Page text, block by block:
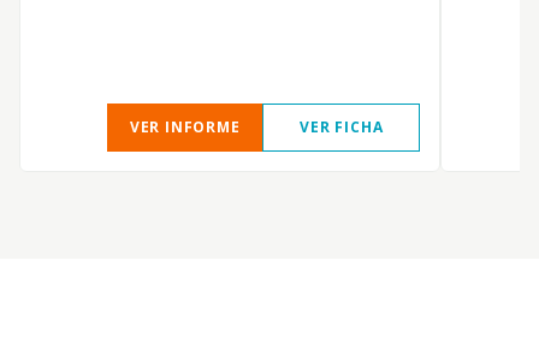
VER INFORME VER FICHA